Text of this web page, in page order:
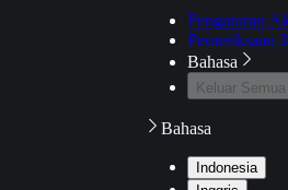
Pengaturan
Pemeriksaan
Bahasa
Keluar
Bahasa
Indonesia